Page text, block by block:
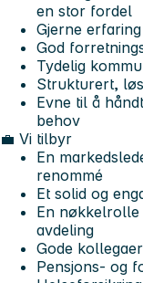
en stor fordel
Gjerne
God
Tydelig
Strukturert,
Evne til å
behov
💼 Vi tilbyr
En
renommé
Et solid og
En nøkkelrolle
avdeling
Gode
Pensjons- og